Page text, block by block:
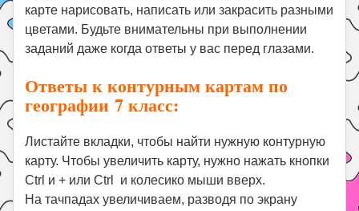
карте нарисовать, написать или закрасить разными
цветами. Будьте внимательны при выполнении
заданий даже когда ответы у вас перед глазами.
Ответы к контурным картам по
географии 7 класс:
Листайте вкладки, чтобы найти нужную контурную
карту. Чтобы увеличить карту, нужно нажать кнопки
Ctrl и + или Ctrl и колесико мыши вверх.
На тачпадах увеличиваем, разводя по экрану